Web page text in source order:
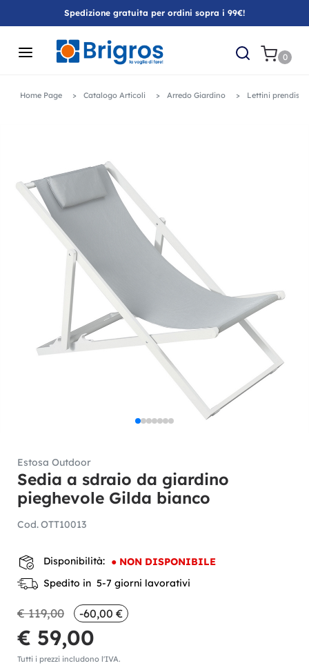
Spedizione gratuita per ordini sopra i 99€!
0
Home Page Catalogo Articoli Arredo Giardino Lettini
Estosa Outdoor
Sedia a sdraio da giardino
pieghevole Gilda bianco
Cod.OTT10013
Disponibilità: ● NON DISPONIBILE
Spedito in 5-7 giorni lavorativi
€ 119,00 -60,00 €
€ 59,00
Tutti i prezzi includono l'IVA.